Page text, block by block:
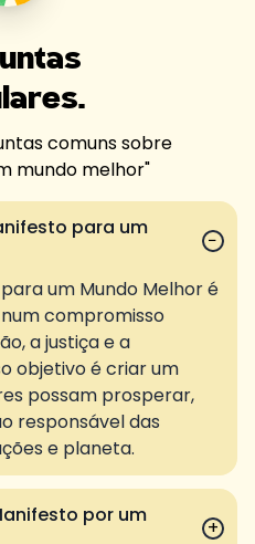
comuns sobre
mundo melhor"
para um
−
um Mundo Melhor é
compromisso
a justiça e a
objetivo é criar um
possam prosperar,
responsável das
e planeta.
por um
+